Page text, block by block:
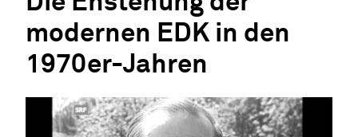
modernen EDK in den
1970er-Jahren